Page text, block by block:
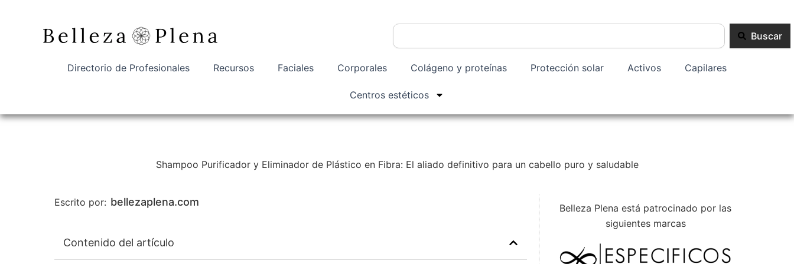
Buscar
Buscar
Directorio de Profesionales Recursos Faciales Corporales Colágeno y proteínas Protección solar Activos Capilares
Centros estéticos
Shampoo Purificador y Eliminador de Plástico en Fibra: El aliado definitivo para un cabello puro y saludable
Escrito por: bellezaplena.com
Contenido del artículo
Belleza Plena está patrocinado por las
siguientes marcas